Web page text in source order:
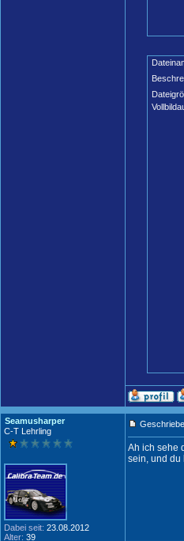
Seamusharper
C-T Lehrling
Dabei seit: 23.08.2012
Alter: 39
Ah ich sehe
sein, und du